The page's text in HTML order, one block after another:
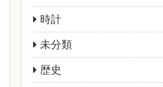
時計
未分類
歴史